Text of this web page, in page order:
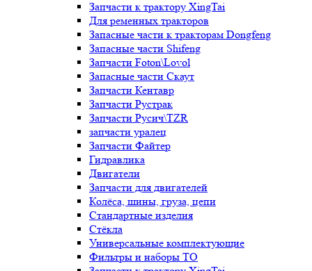
Запчасти к трактору XingTai
Для ременных тракторов
Запасные части к тракторам Dongfeng
Запасные части Shifeng
Запчасти Foton\Lovol
Запасные части Скаут
Запчасти Кентавр
Запчасти Рустрак
Запчасти Русич\TZR
запчасти уралец
Запчасти Файтер
Гидравлика
Двигатели
Запчасти для двигателей
Колёса, шины, груза, цепи
Стандартные изделия
Стёкла
Универсальные комплектующие
Фильтры и наборы ТО